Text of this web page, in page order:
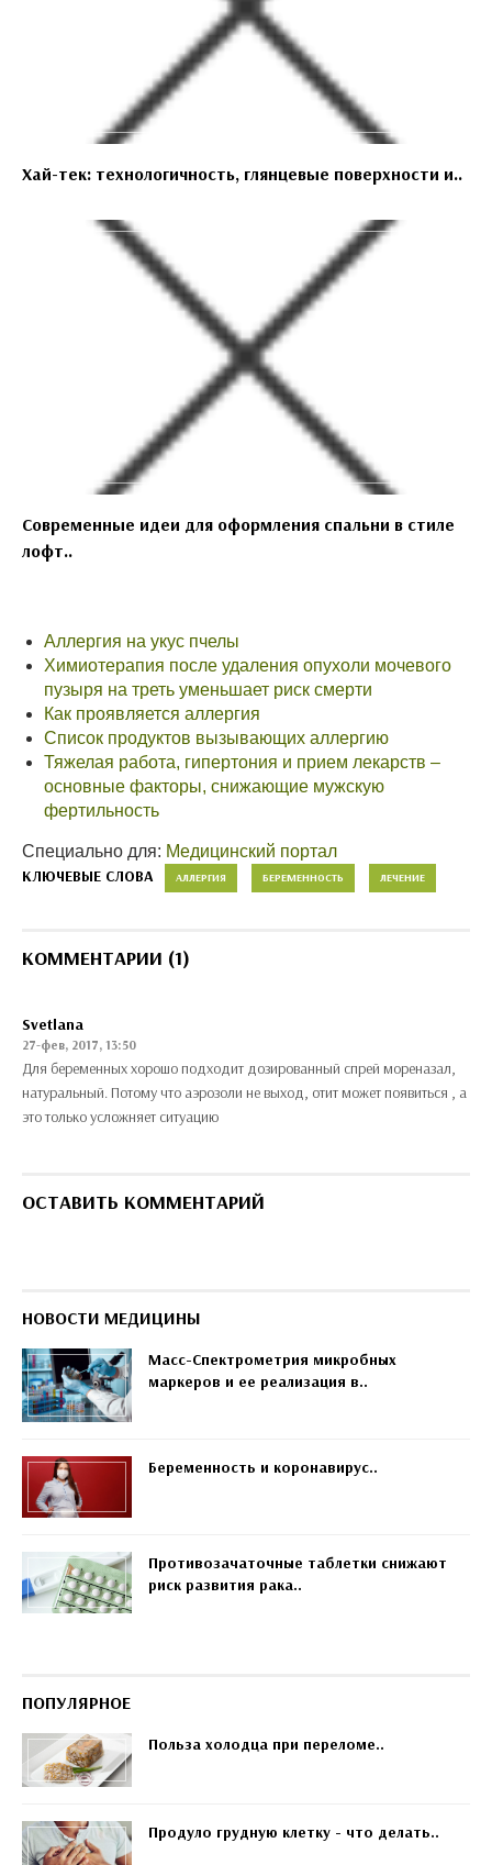
Хай-тек: технологичность, глянцевые поверхности и..
Современные идеи для оформления спальни в стиле
лофт..
Аллергия на укус пчелы
Химиотерапия после удаления опухоли мочевого
пузыря на треть уменьшает риск смерти
Как проявляется аллергия
Список продуктов вызывающих аллергию
Тяжелая работа, гипертония и прием лекарств –
основные факторы, снижающие мужскую
фертильность
Специально для: Медицинский портал
КЛЮЧЕВЫЕ СЛОВА АЛЛЕРГИЯ БЕРЕМЕННОСТЬ ЛЕЧЕНИЕ
КОММЕНТАРИИ (1)
Svetlana
27-фев, 2017, 13:50
Для беременных хорошо подходит дозированный спрей мореназал,
натуральный. Потому что аэрозоли не выход, отит может появиться , а
это только усложняет ситуацию
ОСТАВИТЬ КОММЕНТАРИЙ
НОВОСТИ МЕДИЦИНЫ
Масс-Спектрометрия микробных
маркеров и ее реализация в..
Беременность и коронавирус..
Противозачаточные таблетки снижают
риск развития рака..
ПОПУЛЯРНОЕ
Польза холодца при переломе..
Продуло грудную клетку - что делать..